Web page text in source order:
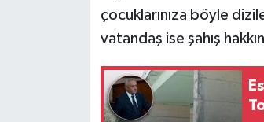
çocuklarınıza böyle
vatandaş ise şahış